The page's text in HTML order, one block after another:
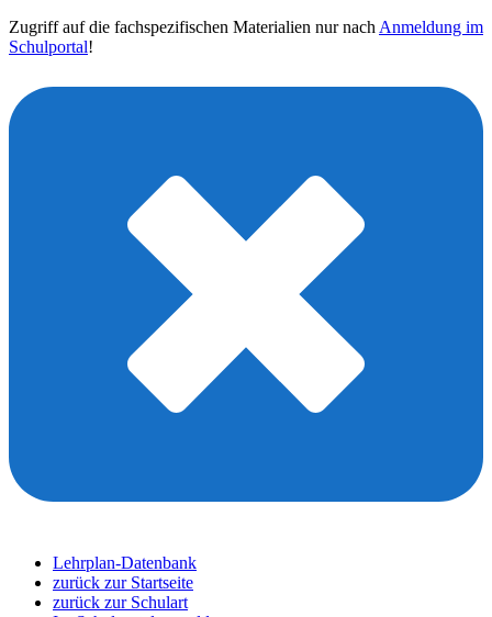
Zugriff auf die fachspezifischen Materialien nur nach Anmeldung im
Schulportal!
Lehrplan-Datenbank
zurück zur Startseite
zurück zur Schulart